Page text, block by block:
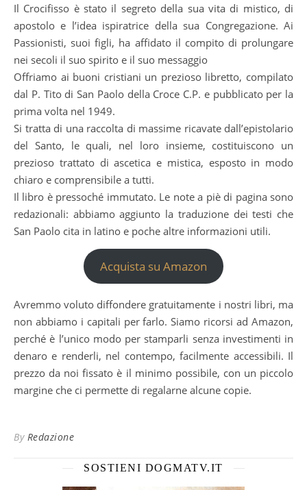
Il Crocifisso è stato il segreto della sua vita di mistico, di
apostolo e l’idea ispiratrice della sua Congregazione. Ai
Passionisti, suoi figli, ha affidato il compito di prolungare
nei secoli il suo spirito e il suo messaggio
Offriamo ai buoni cristiani un prezioso libretto, compilato
dal P. Tito di San Paolo della Croce C.P. e pubblicato per la
prima volta nel 1949.
Si tratta di una raccolta di massime ricavate dall’epistolario
del Santo, le quali, nel loro insieme, costituiscono un
prezioso trattato di ascetica e mistica, esposto in modo
chiaro e comprensibile a tutti.
Il libro è pressoché immutato. Le note a piè di pagina sono
redazionali: abbiamo aggiunto la traduzione dei testi che
San Paolo cita in latino e poche altre informazioni utili.
Acquista su Amazon
Avremmo voluto diffondere gratuitamente i nostri libri, ma
non abbiamo i capitali per farlo. Siamo ricorsi ad Amazon,
perché è l’unico modo per stamparli senza investimenti in
denaro e renderli, nel contempo, facilmente accessibili. Il
prezzo da noi fissato è il minimo possibile, con un piccolo
margine che ci permette di regalarne alcune copie.
By Redazione
SOSTIENI DOGMATV.IT